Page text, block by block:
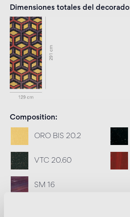
Dimensiones totales del decorado
Composition
ORO BIS 20.2
VTC 20.60
SM 16